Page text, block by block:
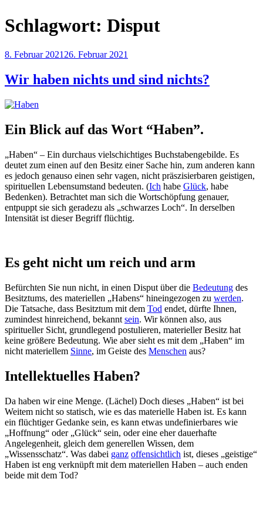
Schlagwort: Disput
Veröffentlicht
8. Februar 2021 26. Februar 2021
Wir haben nichts und sind nichts?
Ein Blick auf das Wort “Haben”.
„Haben“ – Ein durchaus vielschichtiges Buchstabengebilde. Es
deutet zum einen auf den Besitz einer Sache hin, zum anderen kann
es jedoch genauso einen sehr vagen, nicht präszisierbaren geistigen,
spirituellen Lebensumstand bedeuten. (Ich habe Glück, habe
Bedenken). Betrachtet man sich die Wortschöpfung genauer,
entpuppt sie sich geradezu als „schwarzes Loch“. In derselben
Intensität ist dieser Begriff flüchtig.
Es geht nicht um reich und arm
Befürchten Sie nun nicht, in einen Disput über die Bedeutung des
Besitztums, des materiellen „Habens“ hineingezogen zu werden.
Die Tatsache, dass Besitztum mit dem Tod endet, dürfte Ihnen,
zumindest hinreichend, bekannt sein. Wir können also, aus
spiritueller Sicht, grundlegend postulieren, materieller Besitz hat
keine größere Bedeutung. Wie aber sieht es mit dem „Haben“ im
nicht materiellem Sinne, im Geiste des Menschen aus?
Intellektuelles Haben?
Da haben wir eine Menge. (Lächel) Doch dieses „Haben“ ist bei
Weitem nicht so statisch, wie es das materielle Haben ist. Es kann
ein flüchtiger Gedanke sein, es kann etwas undefinierbares wie
„Hoffnung“ oder „Glück“ sein, oder eine eher dauerhafte
Angelegenheit, gleich dem generellen Wissen, dem
„Wissensschatz“. Was dabei ganz offensichtlich ist, dieses „geistige“
Haben ist eng verknüpft mit dem materiellen Haben – auch enden
beide mit dem Tod?